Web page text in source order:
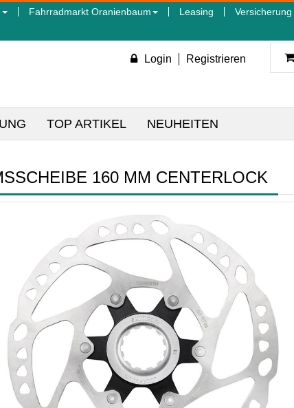
Fahrradmarkt Oranienbaum Leasing Versicherung
Login Registrieren
TOP ARTIKEL NEUHEITEN
160 MM CENTERLOCK